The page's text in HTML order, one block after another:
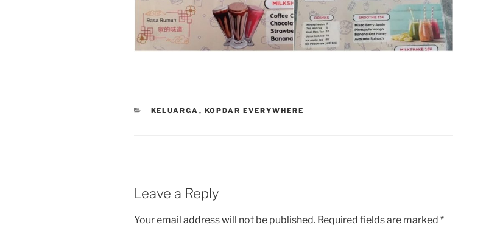
CATEGORIES
KELUARGA , KOPDAR EVERYWHERE
Leave a Reply
Your email address will not be published. Required fields are marked *